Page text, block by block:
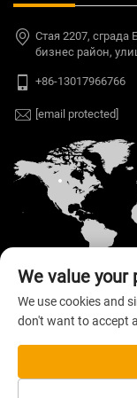
Стая 2207,
бизнес район,
+86-13017966766
[email protected]
Автоматен © 2026
Co., Ltd. Всички
We value your
We use cookies and
don't want to accept